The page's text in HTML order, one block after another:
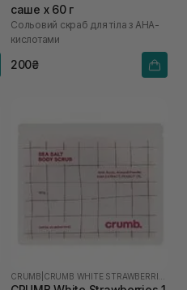
саше х 60 г
Сольовий скраб для тіла з AHA-
кислотами
200₴
CRUMB